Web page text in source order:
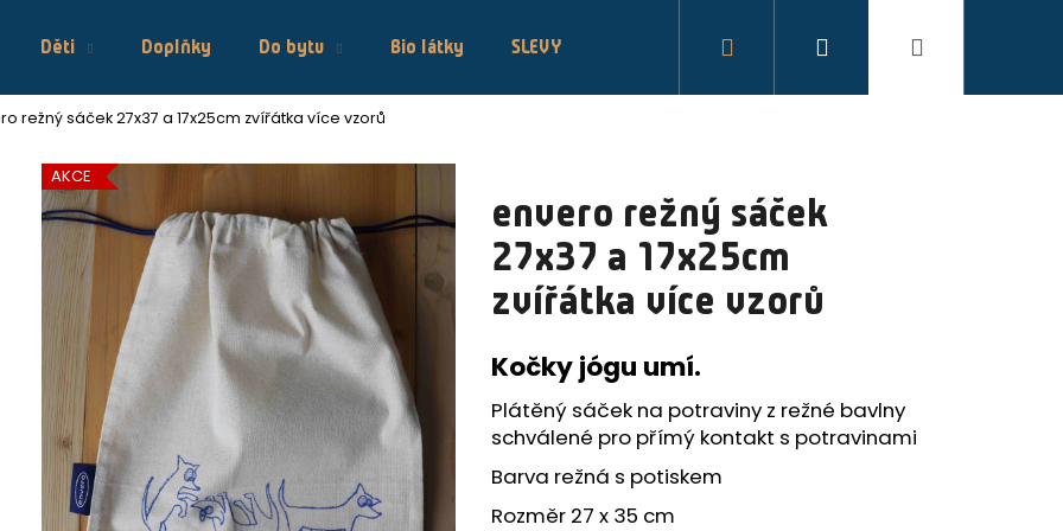
Děti Doplňky Do bytu Bio látky SLEVY Přihlášení
režný sáček 27x37 a 17x25cm zvířátka více vzorů
envero režný sáček
27x37 a 17x25cm
zvířátka více vzorů
Kočky jógu umí.
Plátěný sáček na potraviny z režné bavlny
schválené pro přímý kontakt s potravinami
Barva režná s potiskem
Rozměr 27 x 35 cm
AKCE
Co potřebujete najít?
HLEDAT
Doporučujeme
ENVERO BATŮŽEK S POTISKEM ENVERO TOP BAMBUS